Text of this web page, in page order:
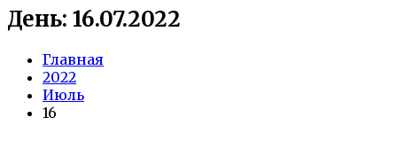
День: 16.07.2022
Главная
2022
Июль
16